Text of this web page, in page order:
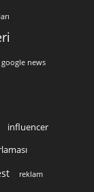
google news
influencer
reklam